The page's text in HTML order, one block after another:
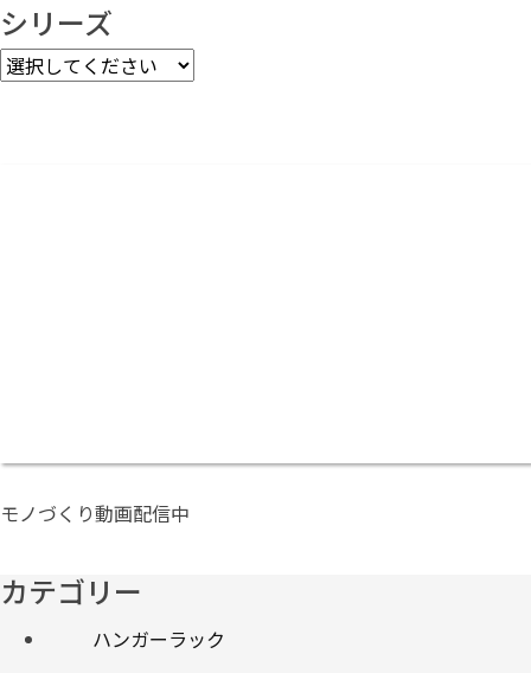
シリーズ
モノづくり動画配信中
カテゴリー
ハンガーラック